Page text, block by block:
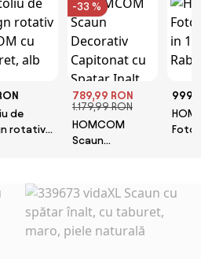
de
rotativ
-33 %
789,99 RON
1.179,99 RON
HOMCOM
Scaun
Spatar Inalt,
Rotunjite
Captusite și